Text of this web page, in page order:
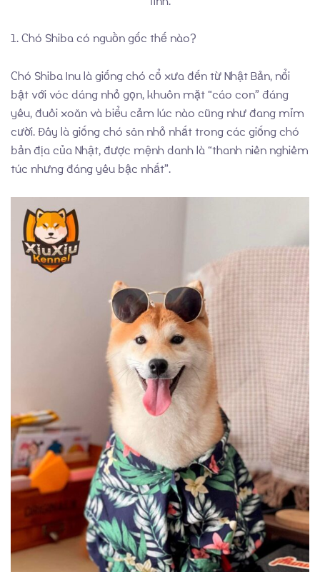
Chó con có sẵn
Giới thiệu về chó Shiba Inu
Dịch vụ phối giống
Blog
Thành Tích
1. Chó Shiba có nguồn gốc thế nào?
Chó Shiba Inu là giống chó cổ xưa đến từ Nhật Bản, nổi
bật với vóc dáng nhỏ gọn, khuôn mặt “cáo con” đáng
yêu, đuôi xoăn và biểu cảm lúc nào cũng như đang mỉm
cười. Đây là giống chó săn nhỏ nhất trong các giống chó
bản địa của Nhật, được mệnh danh là “thanh niên nghiêm
túc nhưng đáng yêu bậc nhất”.